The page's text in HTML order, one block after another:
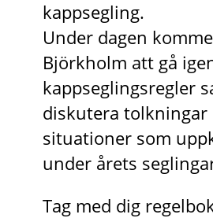
kappsegling.
Under dagen
Björkholm att gå
kappseglingsregler
diskutera tolkningar
situationer som
under årets
Tag med dig